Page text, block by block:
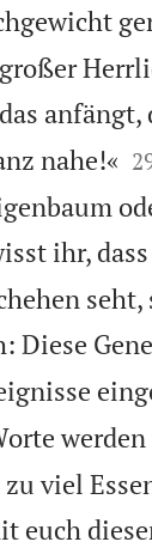
nahe!«
ihr,
seht,
Diese
viel
euch